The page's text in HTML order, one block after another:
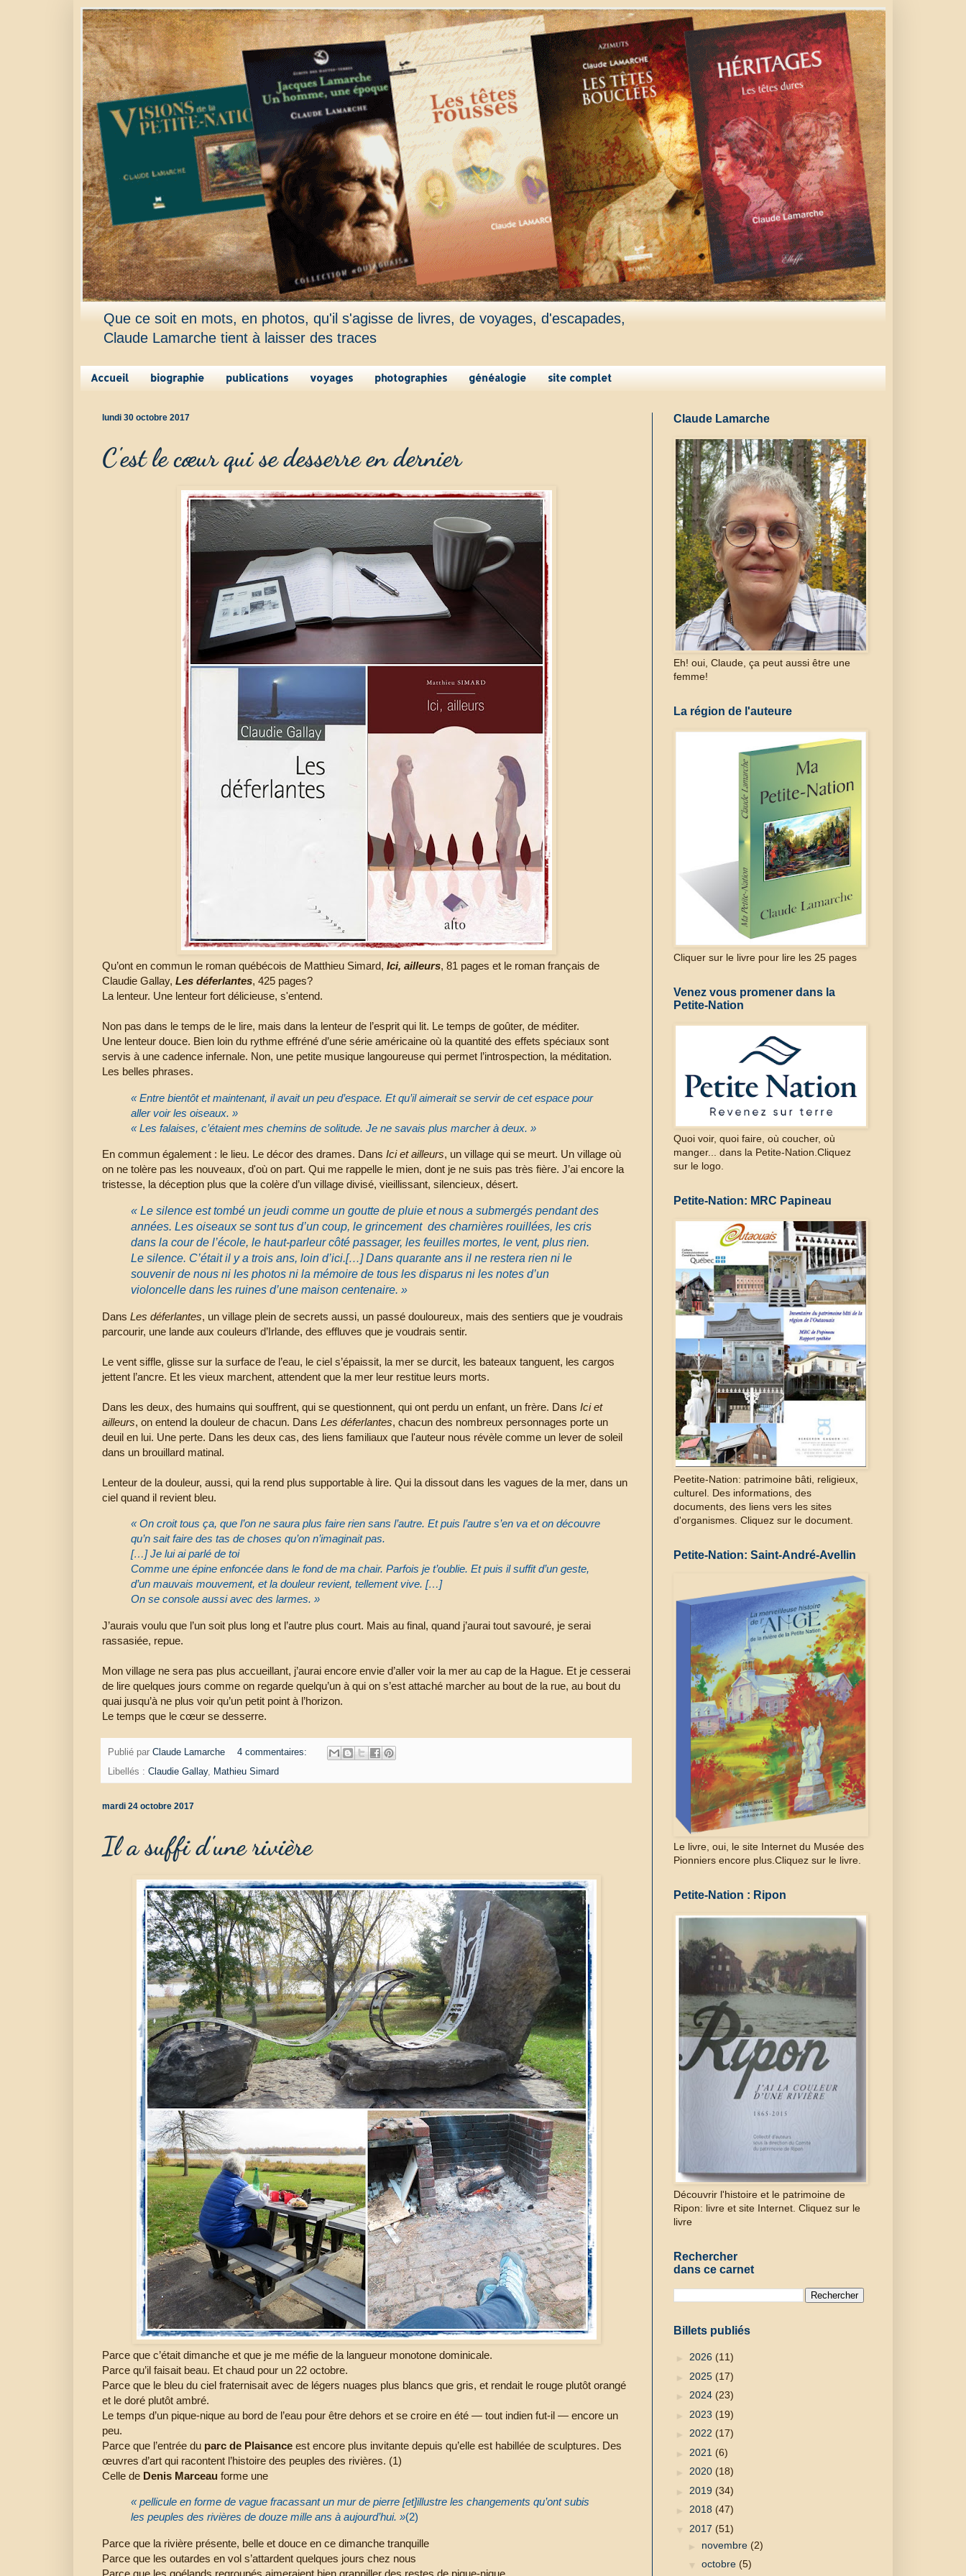
Que ce soit en mots, en photos, qu'il s'agisse de livres, de voyages, d'escapades,
Claude Lamarche tient à laisser des traces
Accueil biographie publications voyages photographies généalogie site complet
lundi 30 octobre 2017
C'est le cœur qui se desserre en dernier
Qu’ont en commun le roman québécois de Matthieu Simard, Ici, ailleurs, 81 pages et le roman français de
Claudie Gallay, Les déferlantes, 425 pages?
La lenteur. Une lenteur fort délicieuse, s'entend.
Non pas dans le temps de le lire, mais dans la lenteur de l’esprit qui lit. Le temps de goûter, de méditer.
Une lenteur douce. Bien loin du rythme effréné d’une série américaine où la quantité des effets spéciaux sont
servis à une cadence infernale. Non, une petite musique langoureuse qui permet l’introspection, la méditation.
Les belles phrases.
« Entre bientôt et maintenant, il avait un peu d’espace. Et qu’il aimerait se servir de cet espace pour
aller voir les oiseaux. »
« Les falaises, c’étaient mes chemins de solitude. Je ne savais plus marcher à deux. »
En commun également : le lieu. Le décor des drames. Dans Ici et ailleurs, un village qui se meurt. Un village où
on ne tolère pas les nouveaux, d'où on part. Qui me rappelle le mien, dont je ne suis pas très fière. J’ai encore la
tristesse, la déception plus que la colère d’un village divisé, vieillissant, silencieux, désert.
« Le silence est tombé un jeudi comme un goutte de pluie et nous a submergés pendant des
années. Les oiseaux se sont tus d’un coup, le grincement des charnières rouillées, les cris
dans la cour de l’école, le haut-parleur côté passager, les feuilles mortes, le vent, plus rien.
Le silence. C’était il y a trois ans, loin d’ici.[…] Dans quarante ans il ne restera rien ni le
souvenir de nous ni les photos ni la mémoire de tous les disparus ni les notes d’un
violoncelle dans les ruines d’une maison centenaire. »
Dans Les déferlantes, un village plein de secrets aussi, un passé douloureux, mais des sentiers que je voudrais
parcourir, une lande aux couleurs d’Irlande, des effluves que je voudrais sentir.
Le vent siffle, glisse sur la surface de l’eau, le ciel s’épaissit, la mer se durcit, les bateaux tanguent, les cargos
jettent l’ancre. Et les vieux marchent, attendent que la mer leur restitue leurs morts.
Dans les deux, des humains qui souffrent, qui se questionnent, qui ont perdu un enfant, un frère. Dans Ici et
ailleurs, on entend la douleur de chacun. Dans Les déferlantes, chacun des nombreux personnages porte un
deuil en lui. Une perte. Dans les deux cas, des liens familiaux que l'auteur nous révèle comme un lever de soleil
dans un brouillard matinal.
Lenteur de la douleur, aussi, qui la rend plus supportable à lire. Qui la dissout dans les vagues de la mer, dans un
ciel quand il revient bleu.
« On croit tous ça, que l’on ne saura plus faire rien sans l’autre. Et puis l’autre s’en va et on découvre
qu’n sait faire des tas de choses qu’on n’imaginait pas.
[…] Je lui ai parlé de toi
Comme une épine enfoncée dans le fond de ma chair. Parfois je t’oublie. Et puis il suffit d’un geste,
d’un mauvais mouvement, et la douleur revient, tellement vive. […]
On se console aussi avec des larmes. »
J’aurais voulu que l’un soit plus long et l’autre plus court. Mais au final, quand j’aurai tout savouré, je serai
rassasiée, repue.
Mon village ne sera pas plus accueillant, j’aurai encore envie d’aller voir la mer au cap de la Hague. Et je cesserai
de lire quelques jours comme on regarde quelqu’un à qui on s’est attaché marcher au bout de la rue, au bout du
quai jusqu’à ne plus voir qu’un petit point à l’horizon.
Le temps que le cœur se desserre.
Publié par Claude Lamarche
4 commentaires:
Libellés : Claudie Gallay, Mathieu Simard
mardi 24 octobre 2017
Il a suffi d'une rivière
Parce que c’était dimanche et que je me méfie de la langueur monotone dominicale.
Parce qu’il faisait beau. Et chaud pour un 22 octobre.
Parce que le bleu du ciel fraternisait avec de légers nuages plus blancs que gris, et rendait le rouge plutôt orangé
et le doré plutôt ambré.
Le temps d’un pique-nique au bord de l’eau pour être dehors et se croire en été — tout indien fut-il — encore un
peu.
Parce que l’entrée du parc de Plaisance est encore plus invitante depuis qu’elle est habillée de sculptures. Des
œuvres d’art qui racontent l’histoire des peuples des rivières. (1)
Celle de Denis Marceau forme une
« pellicule en forme de vague fracassant un mur de pierre [et]illustre les changements qu’ont subis
les peuples des rivières de douze mille ans à aujourd’hui. »(2)
Parce que la rivière présente, belle et douce en ce dimanche tranquille
Parce que les outardes en vol s’attardent quelques jours chez nous
Parce que les goélands regroupés aimeraient bien grappiller des restes de pique-nique
Claude Lamarche
Eh! oui, Claude, ça peut aussi être une
femme!
La région de l'auteure
Cliquer sur le livre pour lire les 25 pages
Venez vous promener dans la
Petite-Nation
Quoi voir, quoi faire, où coucher, où
manger... dans la Petite-Nation.Cliquez
sur le logo.
Petite-Nation: MRC Papineau
Peetite-Nation: patrimoine bâti, religieux,
culturel. Des informations, des
documents, des liens vers les sites
d'organismes. Cliquez sur le document.
Petite-Nation: Saint-André-Avellin
Le livre, oui, le site Internet du Musée des
Pionniers encore plus.Cliquez sur le livre.
Petite-Nation : Ripon
Découvrir l'histoire et le patrimoine de
Ripon: livre et site Internet. Cliquez sur le
livre
Rechercher
dans ce carnet
Billets publiés
► 2026 (11)
► 2025 (17)
► 2024 (23)
► 2023 (19)
► 2022 (17)
► 2021 (6)
► 2020 (18)
► 2019 (34)
► 2018 (47)
▼ 2017 (51)
► novembre (2)
▼ octobre (5)